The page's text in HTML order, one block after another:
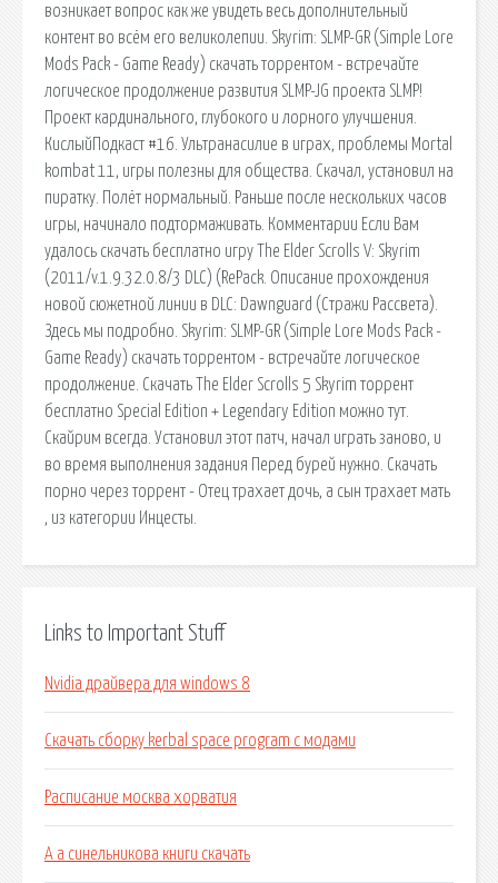
возникает вопрос как же увидеть весь дополнительный
контент во всём его великолепии. Skyrim: SLMP-GR (Simple Lore
Mods Pack - Game Ready) скачать торрентом - встречайте
логическое продолжение развития SLMP-JG проекта SLMP!
Проект кардинального, глубокого и лорного улучшения.
КислыйПодкаст #16. Ультранасилие в играх, проблемы Mortal
kombat 11, игры полезны для общества. Скачал, установил на
пиратку. Полёт нормальный. Раньше после нескольких часов
игры, начинало подтормаживать. Комментарии Если Вам
удалось скачать бесплатно игру The Elder Scrolls V: Skyrim
(2011/v.1.9.32.0.8/3 DLC) (RePack. Описание прохождения
новой сюжетной линии в DLC: Dawnguard (Стражи Рассвета).
Здесь мы подробно. Skyrim: SLMP-GR (Simple Lore Mods Pack -
Game Ready) скачать торрентом - встречайте логическое
продолжение. Скачать The Elder Scrolls 5 Skyrim торрент
бесплатно Special Edition + Legendary Edition можно тут.
Скайрим всегда. Установил этот патч, начал играть заново, и
во время выполнения задания Перед бурей нужно. Скачать
порно через торрент - Отец трахает дочь, а сын трахает мать
, из категории Инцесты.
Links to Important Stuff
Nvidia драйвера для windows 8
Скачать сборку kerbal space program с модами
Расписание москва хорватия
А а синельникова книги скачать